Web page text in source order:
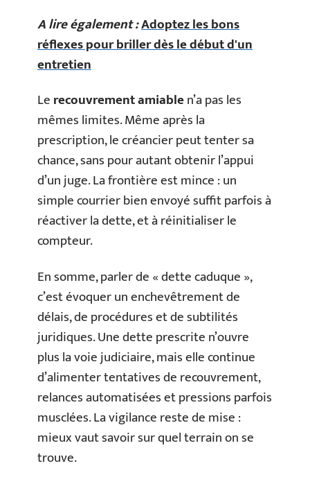
A lire également :Adoptez les bons
réflexes pour briller dès le début d'un
entretien
Lerecouvrement amiablen’a pas les
mêmes limites. Même après la
prescription, le créancier peut tenter sa
chance, sans pour autant obtenir l’appui
d’un juge. La frontière est mince : un
simple courrier bien envoyé suffit parfois à
réactiver la dette, et à réinitialiser le
compteur.
En somme, parler de « dette caduque »,
c’est évoquer un enchevêtrement de
délais, de procédures et de subtilités
juridiques. Une dette prescrite n’ouvre
plus la voie judiciaire, mais elle continue
d’alimenter tentatives de recouvrement,
relances automatisées et pressions parfois
musclées. La vigilance reste de mise :
mieux vaut savoir sur quel terrain on se
trouve.